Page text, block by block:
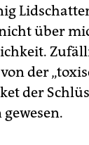
über
der
der